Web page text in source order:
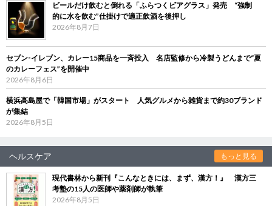
ビールだけ飲むと倒れる「ふらつくビアグラス」発売 “強制
的に水を飲む”仕掛けで適正飲酒を後押し
2026年8月7日
セブン‐イレブン、カレー15商品を一斉投入 名店監修から冷製うどんまで“夏
のカレーフェス”を開催中
2026年8月6日
横浜高島屋で「韓国市場」がスタート 人気グルメから雑貨まで約30ブランド
が集結
2026年8月5日
ヘルスケア もっと見る
現代書林から新刊『こんなときには、まず、漢方！』 漢方三
考塾の15人の医師や薬剤師が執筆
2026年8月5日